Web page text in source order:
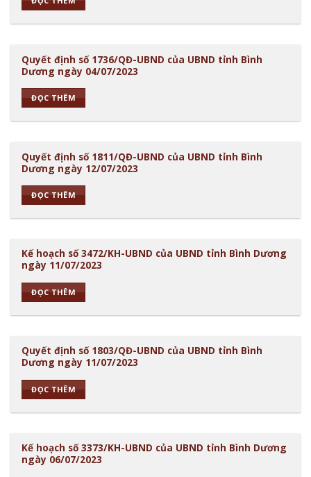
Quyết định số 1736/QĐ-UBND của UBND tỉnh Bình
Dương ngày 04/07/2023
ĐỌC THÊM
Quyết định số 1811/QĐ-UBND của UBND tỉnh Bình
Dương ngày 12/07/2023
ĐỌC THÊM
Kế hoạch số 3472/KH-UBND của UBND tỉnh Bình Dương
ngày 11/07/2023
ĐỌC THÊM
Quyết định số 1803/QĐ-UBND của UBND tỉnh Bình
Dương ngày 11/07/2023
ĐỌC THÊM
Kế hoạch số 3373/KH-UBND của UBND tỉnh Bình Dương
ngày 06/07/2023